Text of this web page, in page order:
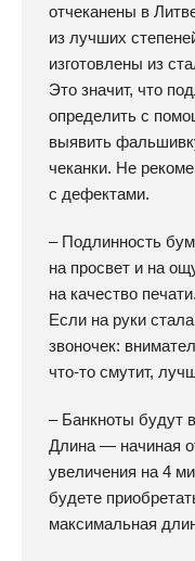
отчеканены в
из лучших
изготовлены из
Это значит, что
определить с
выявить
чеканки. Не
с дефектами.
– Подлинность
на просвет и на
на качество
Если на руки
звоночек:
что-то смутит,
– Банкноты будут
Длина — начиная
увеличения на 4
будете
максимальная